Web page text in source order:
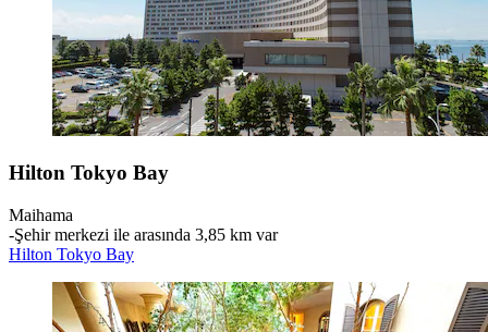
Hilton Tokyo Bay
Maihama
‐Şehir merkezi ile arasında 3,85 km var
Hilton Tokyo Bay